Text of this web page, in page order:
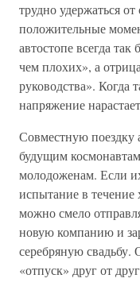
трудно удержаться от
положительные
автостопе всегда
чем плохих», а
руководства». Когда
напряжение
Совместную поездку
будущим
молодоженам. Если
испытание в течение
можно смело
новую компанию и
серебряную
«отпуск» друг от